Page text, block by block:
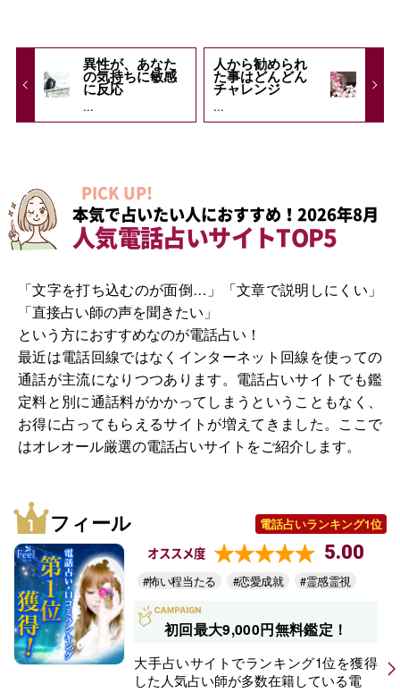
異性が、あなた
の気持ちに敏感
に反応
...
人から勧められ
た事はどんどん
チャレンジ
...
PICK UP!
本気で占いたい人におすすめ！2026年8月
人気電話占いサイトTOP5
「文字を打ち込むのが面倒…」「文章で説明しにくい」
「直接占い師の声を聞きたい」
という方におすすめなのが電話占い！
最近は電話回線ではなくインターネット回線を使っての
通話が主流になりつつあります。電話占いサイトでも鑑
定料と別に通話料がかかってしまうということもなく、
お得に占ってもらえるサイトが増えてきました。ここで
はオレオール厳選の電話占いサイトをご紹介します。
フィール 電話占いランキング1位
オススメ度 5.00
#怖い程当たる #恋愛成就 #霊感霊視
初回最大9,000円無料鑑定！
大手占いサイトでランキング1位を獲得
した人気占い師が多数在籍している電